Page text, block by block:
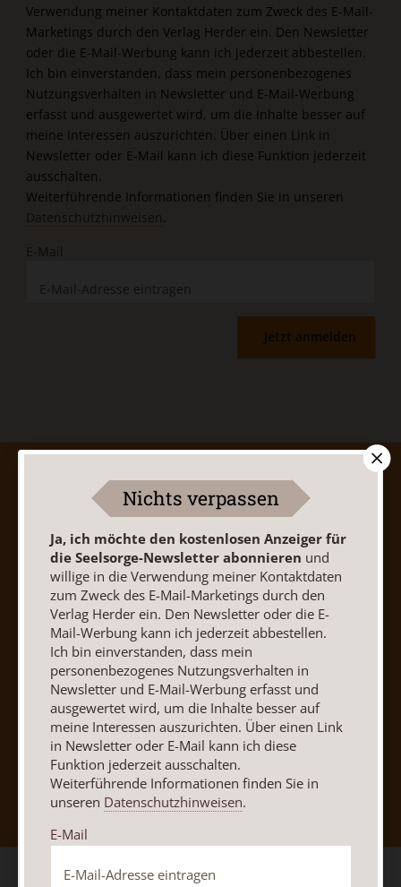
Verwendung meiner Kontaktdaten zum Zweck des E-Mail-
Marketings durch den Verlag Herder ein. Den Newsletter
oder die E-Mail-Werbung kann ich jederzeit abbestellen.
Ich bin einverstanden, dass mein personenbezogenes
Nutzungsverhalten in Newsletter und E-Mail-Werbung
erfasst und ausgewertet wird, um die Inhalte besser auf
meine Interessen auszurichten. Über einen Link in
Newsletter oder E-Mail kann ich diese Funktion jederzeit
ausschalten.
Weiterführende Informationen finden Sie in unseren
Datenschutzhinweisen.
E-Mail
Jetzt anmelden
AGB und Widerrufsbelehrung
Datenschutz
Barrierefreiheit
Impressum
Vertrag widerrufen Abo online kündigen
Nach oben
Nichts verpassen
Ja, ich möchte den kostenlosen Anzeiger für
die Seelsorge-Newsletter abonnieren und
willige in die Verwendung meiner Kontaktdaten
zum Zweck des E-Mail-Marketings durch den
Verlag Herder ein. Den Newsletter oder die E-
Mail-Werbung kann ich jederzeit abbestellen.
Ich bin einverstanden, dass mein
personenbezogenes Nutzungsverhalten in
Newsletter und E-Mail-Werbung erfasst und
ausgewertet wird, um die Inhalte besser auf
meine Interessen auszurichten. Über einen Link
in Newsletter oder E-Mail kann ich diese
Funktion jederzeit ausschalten.
Weiterführende Informationen finden Sie in
unseren Datenschutzhinweisen.
E-Mail